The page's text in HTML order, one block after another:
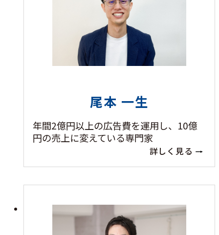
尾本 一生
年間2億円以上の広告費を運用し、10億
円の売上に変えている専門家
詳しく見る